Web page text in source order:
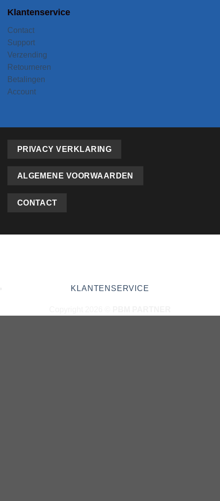
Klantenservice
Contact
Support
Verzending
Retourneren
Betalingen
Account
PRIVACY VERKLARING
ALGEMENE VOORWAARDEN
CONTACT
KLANTENSERVICE